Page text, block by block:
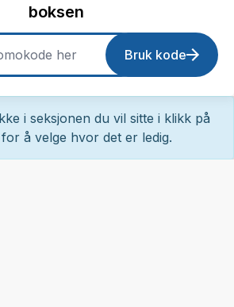
boksen
Bruk kode
i seksjonen du vil sitte i klikk på
å velge hvor det er ledig.